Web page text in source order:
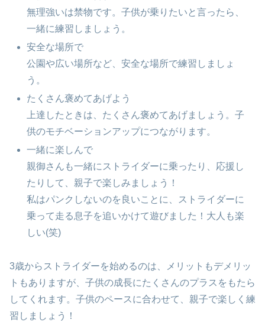
無理強いは禁物です。子供が乗りたいと言ったら、
一緒に練習しましょう。
安全な場所で
公園や広い場所など、安全な場所で練習しましょ
う。
たくさん褒めてあげよう
上達したときは、たくさん褒めてあげましょう。子
供のモチベーションアップにつながります。
一緒に楽しんで
親御さんも一緒にストライダーに乗ったり、応援し
たりして、親子で楽しみましょう！
私はパンクしないのを良いことに、ストライダーに
乗って走る息子を追いかけて遊びました！大人も楽
しい(笑)
3歳からストライダーを始めるのは、メリットもデメリッ
トもありますが、子供の成長にたくさんのプラスをもたら
してくれます。子供のペースに合わせて、親子で楽しく練
習しましょう！